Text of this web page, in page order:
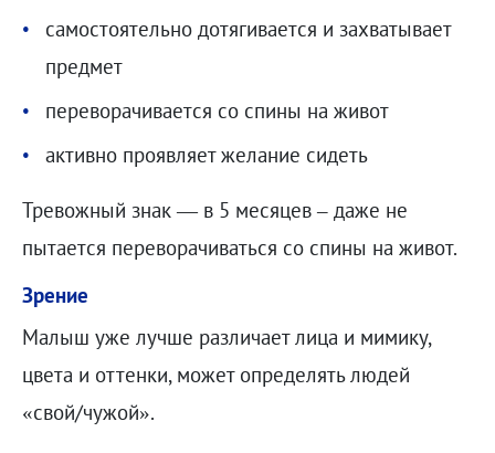
самостоятельно дотягивается и захватывает
предмет
переворачивается со спины на живот
активно проявляет желание сидеть
Тревожный знак — в 5 месяцев – даже не
пытается переворачиваться со спины на живот.
Зрение
Малыш уже лучше различает лица и мимику,
цвета и оттенки, может определять людей
«свой/чужой».